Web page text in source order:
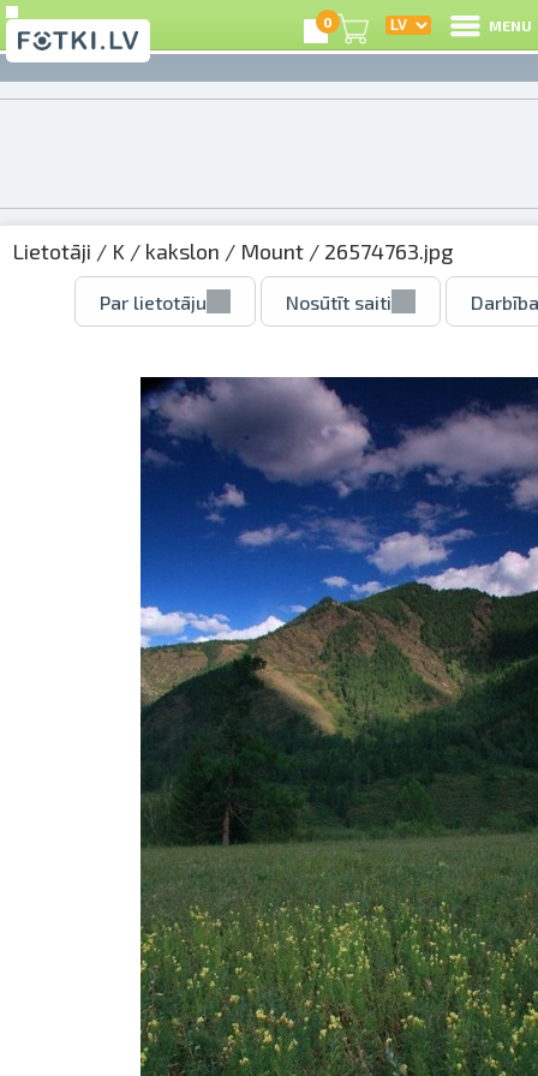
0 MENU
Lietotāji / K / kakslon / Mount / 26574763.jpg
Par lietotāju Nosūtīt saiti